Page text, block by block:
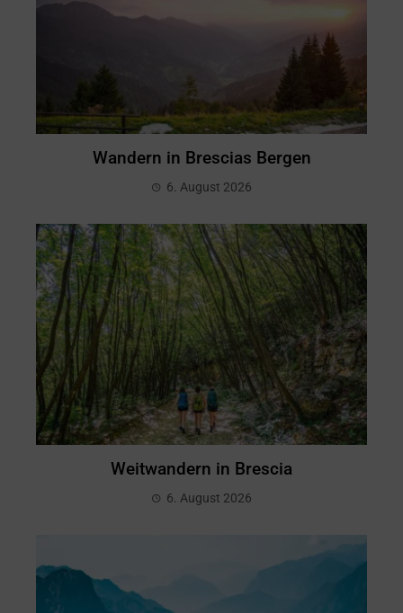
Wandern in Brescias Bergen
6. August 2026
Weitwandern in Brescia
6. August 2026